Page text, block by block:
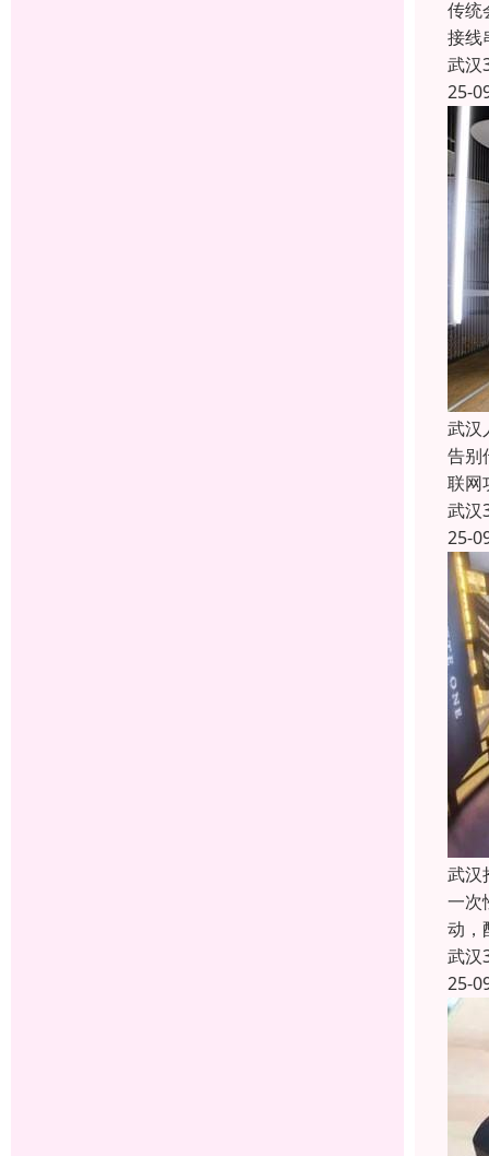
传统
接线
武汉
25-
武汉
告别
联网
武汉
25-
武汉
一次
动，
武汉
25-